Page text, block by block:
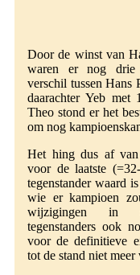
Door de winst van
waren er nog drie
verschil tussen Hans
daarachter Yeb met
Theo stond er het
om nog
Het hing dus af
voor de laatste
tegenstander waard
wie er kampioen
wijzigingen in
tegenstanders ook
voor de definitieve
tot de stand niet meer